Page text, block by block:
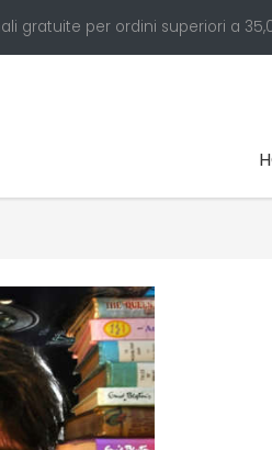
gratuite per ordini superiori a